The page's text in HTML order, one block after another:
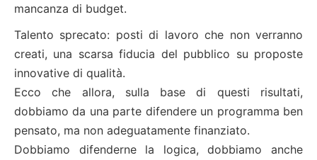
mancanza di budget.
Talento sprecato: posti di lavoro che non verranno
creati, una scarsa fiducia del pubblico su proposte
innovative di qualità.
Ecco che allora, sulla base di questi risultati,
dobbiamo da una parte difendere un programma ben
pensato, ma non adeguatamente finanziato.
Dobbiamo difenderne la logica, dobbiamo anche